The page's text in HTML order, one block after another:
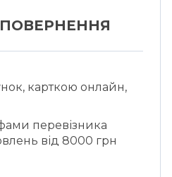
карткою онлайн,
перевізника
від 8000 грн